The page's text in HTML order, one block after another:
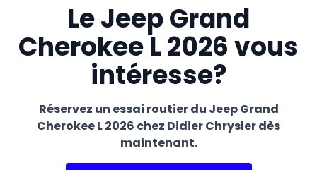
Le Jeep Grand
Cherokee L 2026 vous
intéresse?
Réservez un essai routier du Jeep Grand
Cherokee L 2026 chez Didier Chrysler dès
maintenant.